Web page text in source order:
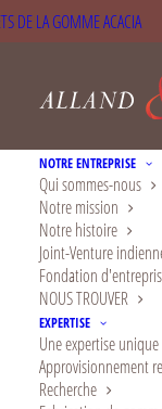
DE LA GOMME ACACIA
NOTRE ENTREPRISE
Qui sommes-nous
Notre mission
Notre histoire
Joint-Venture
Fondation
NOUS TROUVER
EXPERTISE
Une expertise unique
Approvisionnement
Recherche